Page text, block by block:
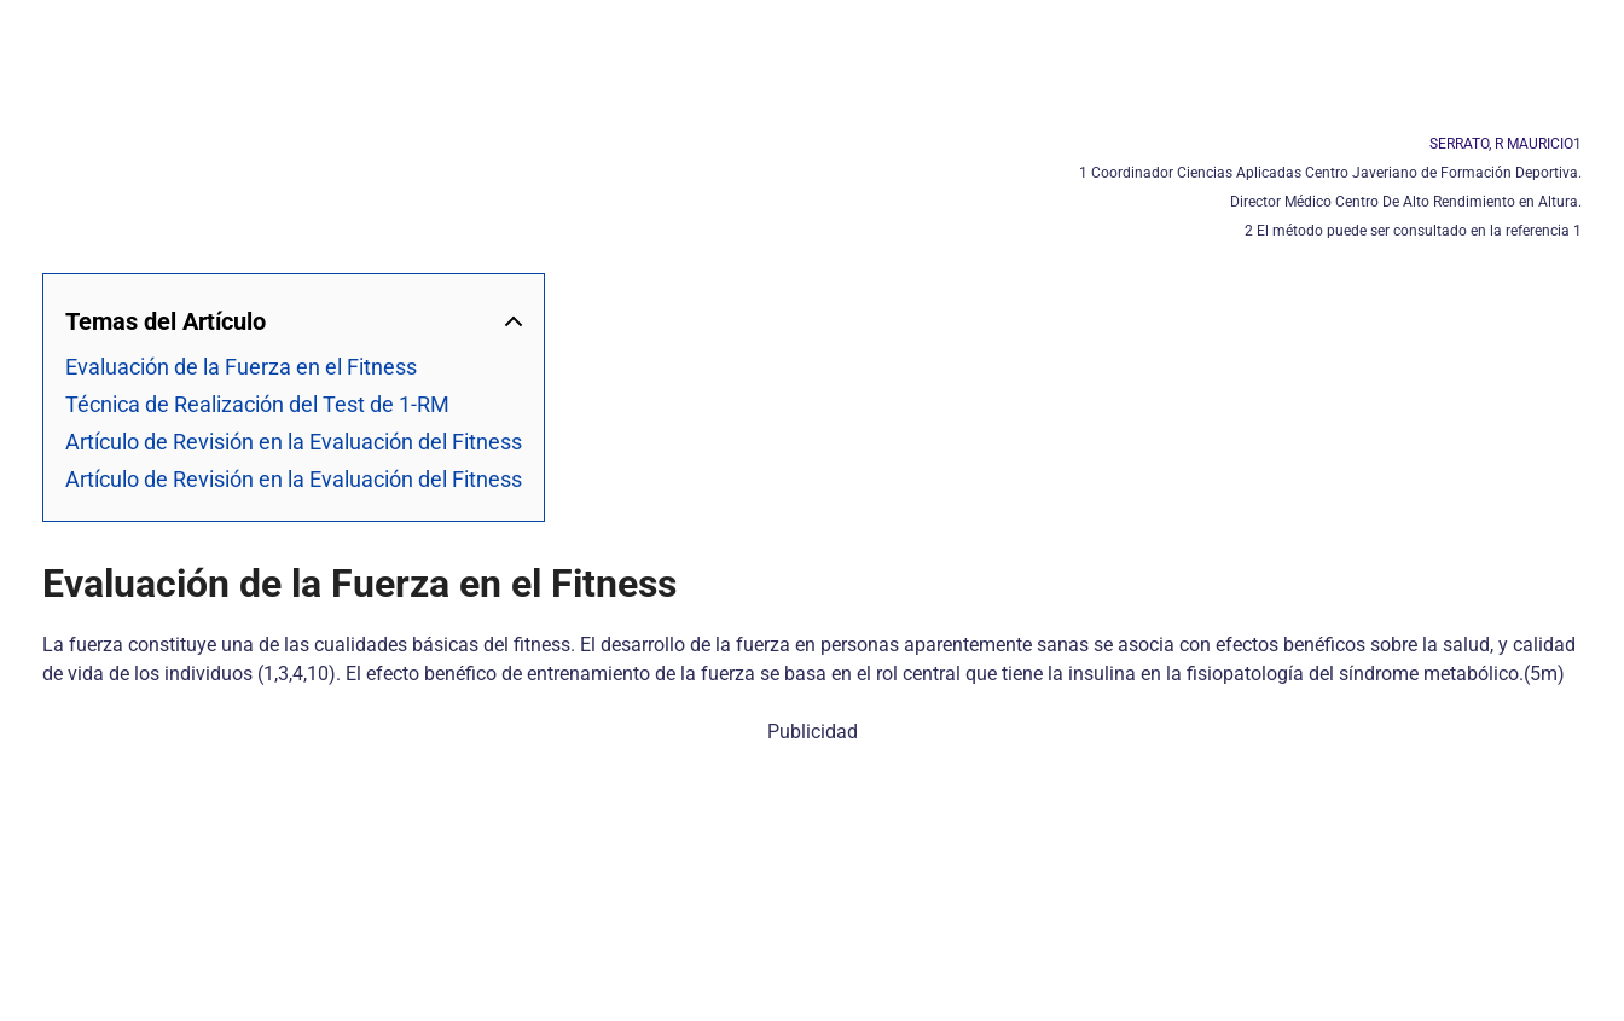
SERRATO, R MAURICIO1
1 Coordinador Ciencias Aplicadas Centro Javeriano de Formación Deportiva.
Director Médico Centro De Alto Rendimiento en Altura.
2 El método puede ser consultado en la referencia 1
Temas del Artículo
Evaluación de la Fuerza en el Fitness
Técnica de Realización del Test de 1-RM
Artículo de Revisión en la Evaluación del Fitness
Artículo de Revisión en la Evaluación del Fitness
Evaluación de la Fuerza en el Fitness
La fuerza constituye una de las cualidades básicas del fitness. El desarrollo de la fuerza en personas aparentemente sanas se asocia con efectos benéficos sobre la salud, y calidad
de vida de los individuos (1,3,4,10). El efecto benéfico de entrenamiento de la fuerza se basa en el rol central que tiene la insulina en la fisiopatología del síndrome metabólico.(5m)
Publicidad